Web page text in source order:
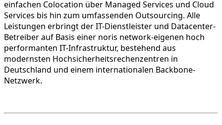
einfachen Colocation über Managed Services und Cloud
Services bis hin zum umfassenden Outsourcing. Alle
Leistungen erbringt der IT-Dienstleister und Datacenter-
Betreiber auf Basis einer noris network-eigenen hoch
performanten IT-Infrastruktur, bestehend aus
modernsten Hochsicherheitsrechenzentren in
Deutschland und einem internationalen Backbone-
Netzwerk.